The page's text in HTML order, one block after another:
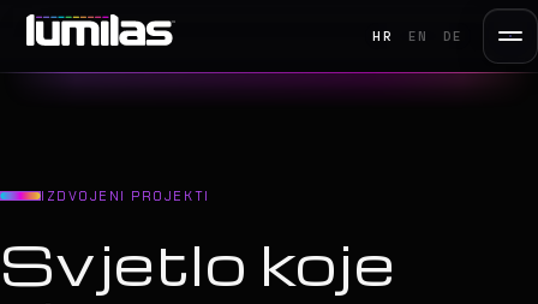
HR EN DE
IZDVOJENI PROJEKTI
Svjetlo koje